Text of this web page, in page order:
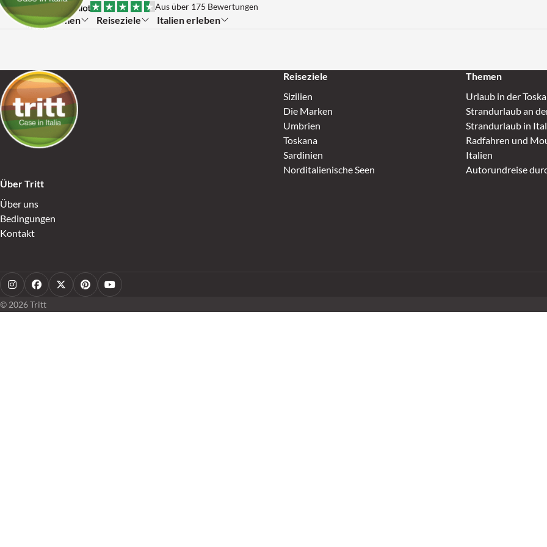
Skip to content
Submenu:
Themen Submenu:
Reiseziele Submenu:
Italien erleben
Aus über 175 Bewertungen
Go to Home
Über Tritt
Über uns
Bedingungen
Kontakt
Reiseziele
Sizilien
Die Marken
Umbrien
Toskana
Sardinien
Norditalienische Seen
Themen
Urlaub in der
Strandurlaub an
Strandurlaub in
Radfahren und
Italien
Autorundreise
InstagramFacebook
X PinterestYouTube
© 2026 Tritt